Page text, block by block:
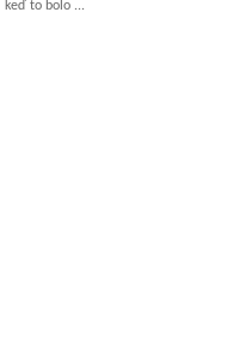
keď to bolo ...